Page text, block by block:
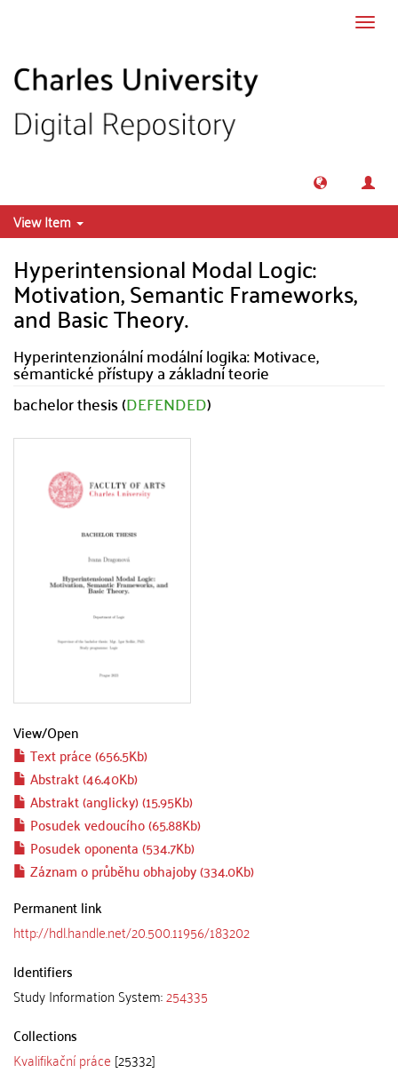
View Item
Hyperintensional Modal Logic:
Motivation, Semantic Frameworks,
and Basic Theory.
Hyperintenzionální modální logika: Motivace,
sémantické přístupy a základní teorie
bachelor thesis (DEFENDED)
View/Open
Text práce (656.5Kb)
Abstrakt (46.40Kb)
Abstrakt (anglicky) (15.95Kb)
Posudek vedoucího (65.88Kb)
Posudek oponenta (534.7Kb)
Záznam o průběhu obhajoby (334.0Kb)
Permanent link
http://hdl.handle.net/20.500.11956/183202
Identifiers
Study Information System:254335
Collections
Kvalifikační práce [25332]